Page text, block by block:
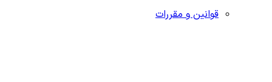
قوانین و مقررات